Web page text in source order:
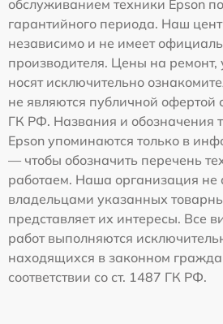
обслуживанием техники Epson
гарантийного периода. Наш
независимо и не имеет
производителя. Цены на ремонт,
носят исключительно
не являются публичной офертой
ГК РФ. Названия и обозначения
Epson упоминаются только в
— чтобы обозначить перечень
работаем. Наша организация
владельцами указанных
представляет их интересы. Все
работ выполняются
находящихся в законном
соответствии со ст. 1487 ГК РФ.